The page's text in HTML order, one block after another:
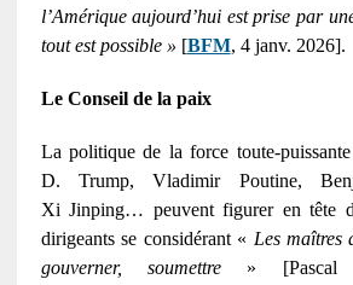
l’Amérique aujourd’hui est prise par
tout est possible » [BFM, 4 janv. 2026].
Le Conseil de la paix
La politique de la force toute-puissante
D. Trump, Vladimir Poutine,
Xi Jinping… peuvent figurer en tête
dirigeants se considérant « Les maîtres
gouverner, soumettre»